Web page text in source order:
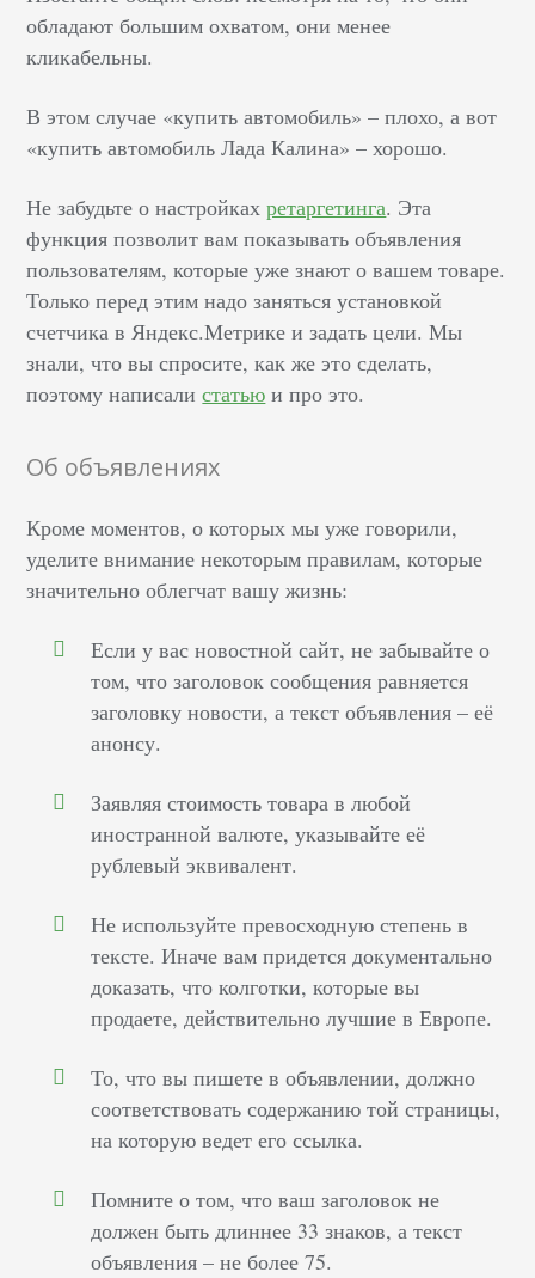
обладают большим охватом, они менее
кликабельны.
В этом случае «купить автомобиль» – плохо, а вот
«купить автомобиль Лада Калина» – хорошо.
Не забудьте о настройкахретаргетинга. Эта
функция позволит вам показывать объявления
пользователям, которые уже знают о вашем товаре.
Только перед этим надо заняться установкой
счетчика в Яндекс.Метрике и задать цели. Мы
знали, что вы спросите, как же это сделать,
поэтому написалистатью и про это.
Об объявлениях
Кроме моментов, о которых мы уже говорили,
уделите внимание некоторым правилам, которые
значительно облегчат вашу жизнь:
Если у вас новостной сайт, не забывайте о
том, что заголовок сообщения равняется
заголовку новости, а текст объявления – её
анонсу.
Заявляя стоимость товара в любой
иностранной валюте, указывайте её
рублевый эквивалент.
Не используйте превосходную степень в
тексте. Иначе вам придется документально
доказать, что колготки, которые вы
продаете, действительно лучшие в Европе.
То, что вы пишете в объявлении, должно
соответствовать содержанию той страницы,
на которую ведет его ссылка.
Помните о том, что ваш заголовок не
должен быть длиннее 33 знаков, а текст
объявления – не более 75.